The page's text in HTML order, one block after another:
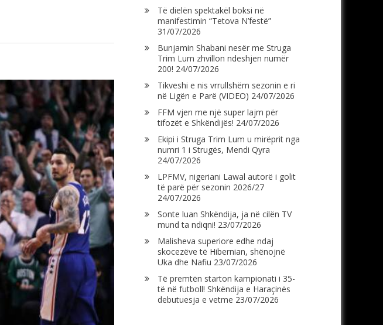
Të dielën spektakël boksi në
manifestimin “Tetova N’festë”
31/07/2026
Bunjamin Shabani nesër me Struga
Trim Lum zhvillon ndeshjen numër
200! 24/07/2026
Tikveshi e nis vrrullshëm sezonin e ri
në Ligën e Parë (VIDEO) 24/07/2026
FFM vjen me një super lajm për
tifozët e Shkëndijës! 24/07/2026
Ekipi i Struga Trim Lum u mirëprit nga
numri 1 i Strugës, Mendi Qyra
24/07/2026
LPFMV, nigeriani Lawal autorë i golit
të parë për sezonin 2026/27
24/07/2026
Sonte luan Shkëndija, ja në cilën TV
mund ta ndiqni! 23/07/2026
Malisheva superiore edhe ndaj
skocezëve të Hibernian, shënojnë
Uka dhe Nafiu 23/07/2026
Të premtën starton kampionati i 35-
të në futboll! Shkëndija e Haraçinës
debutuesja e vetme 23/07/2026